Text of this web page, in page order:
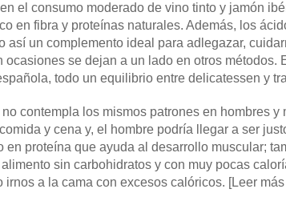
el consumo moderado de vino tinto y jamón
en fibra y proteínas naturales. Además, los
así un complemento ideal para adlegazar,
ocasiones se dejan a un lado en otros
todo un equilibrio entre delicatessen y
contempla los mismos patrones en hombres
y cena y, el hombre podría llegar a ser
en proteína que ayuda al desarrollo muscular;
sin carbohidratos y con muy pocas
irnos a la cama con excesos calóricos. [Leer